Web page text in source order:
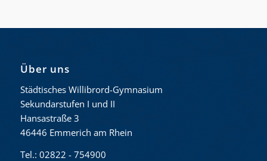
Über uns
Städtisches Willibrord-Gymnasium
Sekundarstufen I und II
Hansastraße 3
46446 Emmerich am Rhein
Tel.: 02822 - 754900